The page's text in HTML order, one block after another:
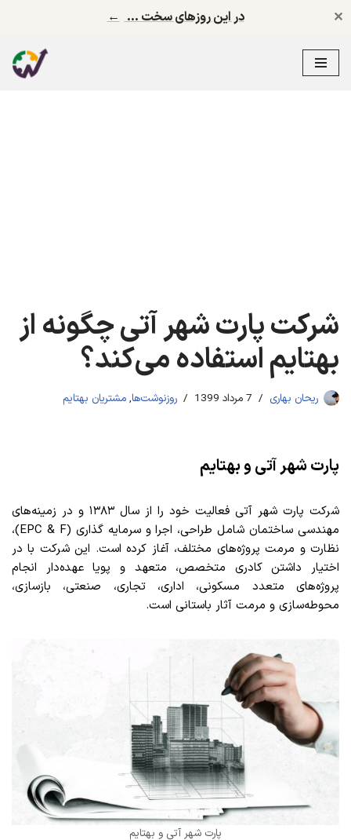
در این روزهای سخت … ← ✕
پرش
شرکت پارت شهر آتی چگونه از
بهتایم استفاده می‌کند؟
ریحان بهاری 7 مرداد 1399 روزنوشت‌ها,مشتریان بهتایم
پارت شهر آتی و بهتایم
شرکت پارت شهر آتی فعالیت خود را از سال ۱۳۸۳ و در زمینه‌‌های
مهندسی ساختمان شامل طراحی، اجرا و سرمایه‌‌ گذاری (EPC & F)،
نظارت و مرمت پروژه‌های مختلف، آغاز کرده است. این شرکت با در
اختیار داشتن کادری متخصص، متعهد و پویا عهده‌دار انجام
پروژه‌های متعدد مسکونی، اداری، تجاری، صنعتی، بازسازی،
محوطه‌سازی و مرمت آثار باستانی است.
پارت شهر آتی و بهتایم